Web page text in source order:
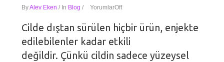
ByAlev Eken / In Blog / YorumlarOff
Cilde dıştan sürülen hiçbir ürün, enjekte
edilebilenler kadar etkili
değildir. Çünkü cildin sadece yüzeysel